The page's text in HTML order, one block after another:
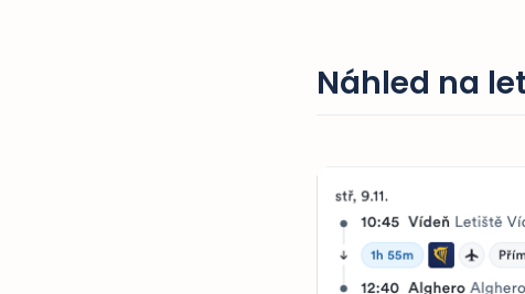
Náhled na